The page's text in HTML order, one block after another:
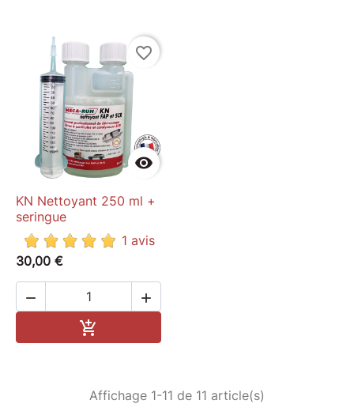

favorite_border
KN Nettoyant 250 ml +
seringue
1 avis
30,00 €
 

Affichage 1-11 de 11 article(s)